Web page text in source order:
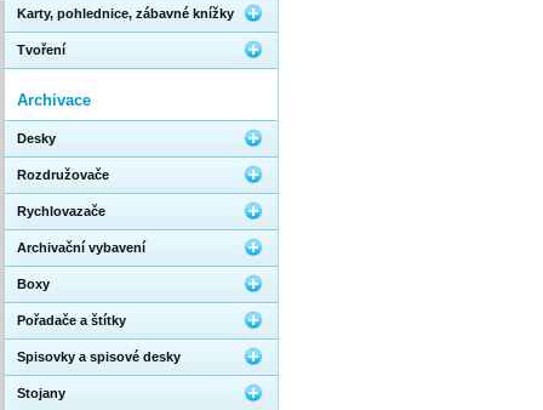
Karty, pohlednice, zábavné knížky
Tvoření
Archivace
Desky
Rozdružovače
Rychlovazače
Archivační vybavení
Boxy
Pořadače a štítky
Spisovky a spisové desky
Stojany